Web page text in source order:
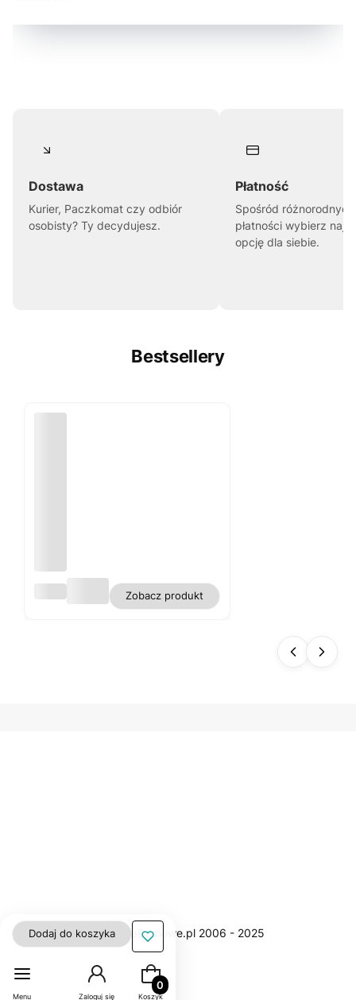
Dostawa
Kurier, Paczkomat czy odbiór
osobisty? Ty decydujesz.
Płatność
Spośród
płatności wybierz
opcję dla siebie.
Bestsellery
Zobacz produkt
Dodaj do koszyka
Menu Zaloguj się
Produkty w koszyku: 0. Zobacz
Koszyk